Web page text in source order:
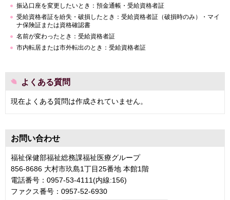
振込口座を変更したいとき：預金通帳・受給資格者証
受給資格者証を紛失・破損したとき：受給資格者証（破損時のみ）・マイ
ナ保険証または資格確認書
名前が変わったとき：受給資格者証
市内転居または市外転出のとき：受給資格者証
よくある質問
現在よくある質問は作成されていません。
お問い合わせ
福祉保健部福祉総務課福祉医療グループ
856-8686 大村市玖島1丁目25番地 本館1階
電話番号：0957-53-4111(内線:156)
ファクス番号：0957-52-6930